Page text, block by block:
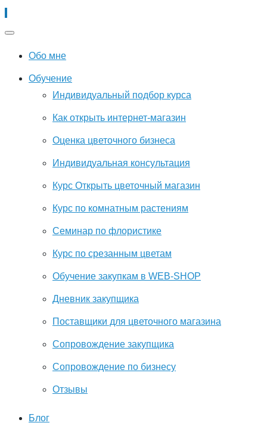
Обо мне
Обучение
Индивидуальный подбор курса
Как открыть интернет-магазин
Оценка цветочного бизнеса
Индивидуальная консультация
Курс Открыть цветочный магазин
Курс по комнатным растениям
Семинар по флористике
Курс по срезанным цветам
Обучение закупкам в WEB-SHOP
Дневник закупщика
Поставщики для цветочного магазина
Сопровождение закупщика
Cопровождение по бизнесу
Отзывы
Блог